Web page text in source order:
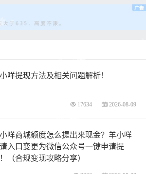
咩提现方法及相关问题解析！
17634 2026-08-09
咩商城额度怎么提出来现金？羊小咩
入口变更为微信公众号一键申请提
（合规变现攻略分享）